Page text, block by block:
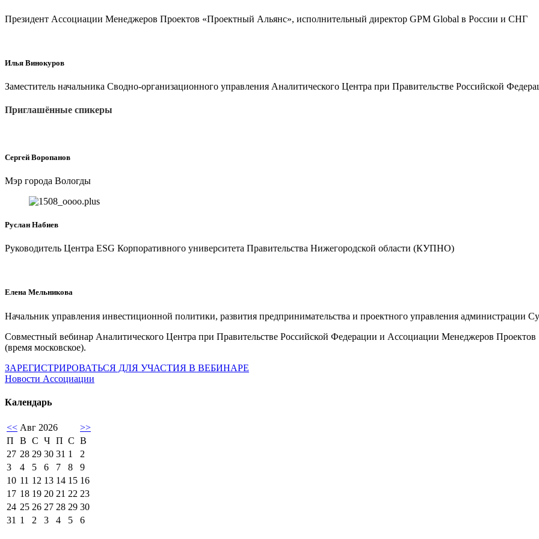
Президент Ассоциации Менеджеров Проектов «Проектный Альянс», исполнительный директор GPM Global в России и СНГ
Илья Винокуров
Заместитель начальника Сводно-организационного управления Аналитического Центра при Правительстве Российской
Приглашённые спикеры
Сергей Воропанов
Мэр города Вологды
Руслан Набиев
Руководитель Центра ESG Корпоративного университета Правительства Нижегородской области (КУПНО)
Елена Мельникова
Начальник управления инвестиционной политики, развития предпринимательства и проектного управления администрации
Совместный вебинар Аналитического Центра при Правительстве Российской Федерации и Ассоциации Менеджеров
(время московское).
ЗАРЕГИСТРИРОВАТЬСЯ ДЛЯ УЧАСТИЯ В ВЕБИНАРЕ
Новости Ассоциации
Календарь
<< Авг 2026
>>
П
В С Ч П С В
27 28 29 30 31 1
2
3
4 5 6 7 8
9
10 11 12 13 14 15 16
17 18 19 20 21 22 23
24 25 26 27 28 29 30
31 1 2 3 4 5 6